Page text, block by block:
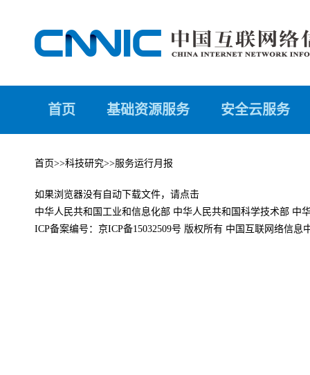
首页 基础资源服务 安全云服务
首页>>科技研究>>服务运行月报
如果浏览器没有自动下载文件，请点击
中华人民共和国工业和信息化部 中华人民共和国科学技术部 中
ICP备案编号： 京ICP备15032509号 版权所有 中国互联网络信息